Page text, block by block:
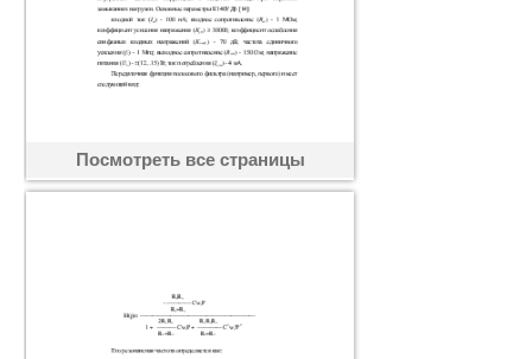
Посмотреть все страницы